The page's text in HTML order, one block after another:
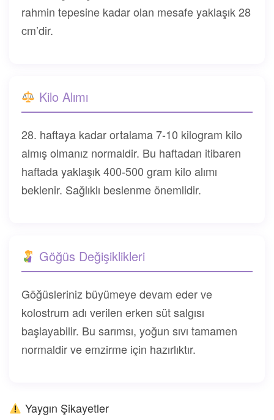
rahmin tepesine kadar olan mesafe yaklaşık 28
cm’dir.
Kilo Alımı
28. haftaya kadar ortalama 7-10 kilogram kilo
almış olmanız normaldir. Bu haftadan itibaren
haftada yaklaşık 400-500 gram kilo alımı
beklenir. Sağlıklı beslenme önemlidir.
Göğüs Değişiklikleri
Göğüsleriniz büyümeye devam eder ve
kolostrum adı verilen erken süt salgısı
başlayabilir. Bu sarımsı, yoğun sıvı tamamen
normaldir ve emzirme için hazırlıktır.
Yaygın Şikayetler